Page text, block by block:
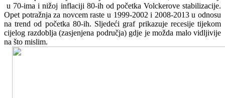
u 70-ima i nižoj inflaciji 80-ih od početka Volckerove stabilizacije.
Opet potražnja za novcem raste u 1999-2002 i 2008-2013 u odnosu
na trend od početka 80-ih. Sljedeći graf prikazuje recesije tijekom
cijelog razdoblja (zasjenjena područja) gdje je možda malo vidljivije
na što mislim.